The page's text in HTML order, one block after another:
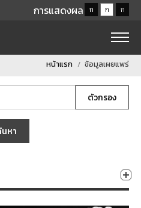
การแสดงผล ก ก ก
หน้าแรก ข้อมูลเผยแพร่
ตัวกรอง
หา